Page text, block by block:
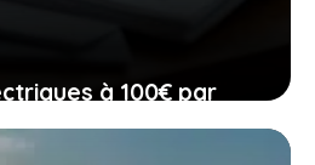
à 100€ par
bientôt être à